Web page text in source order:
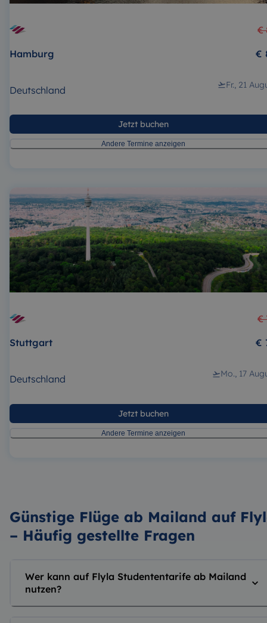
€
Hamburg
€
Deutschland Fr., 21
Jetzt buchen
Andere Termine anzeigen
€
Stuttgart
€
Deutschland Mo., 17
Jetzt buchen
Andere Termine anzeigen
Günstige Flüge ab Mailand auf
– Häufig gestellte Fragen
Wer kann auf Flyla Studententarife ab Mailand
nutzen?